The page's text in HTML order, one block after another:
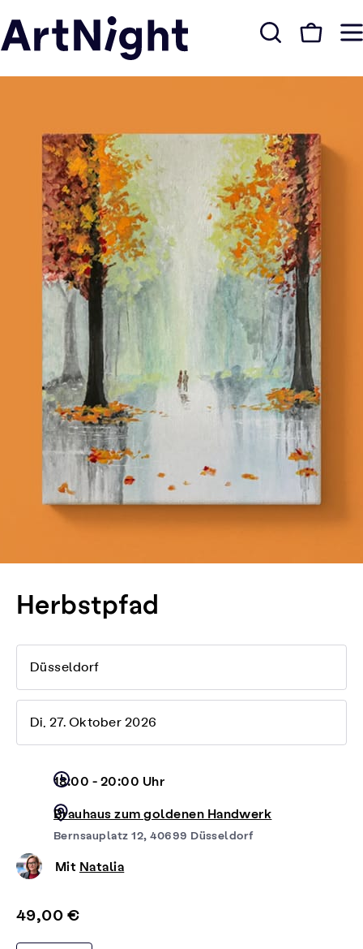
Herbstpfad
Düsseldorf
Di, 27. Oktober 2026
18:00 - 20:00 Uhr
Brauhaus zum goldenen Handwerk
Bernsauplatz 12, 40699 Düsseldorf
Mit Natalia
49,00 €